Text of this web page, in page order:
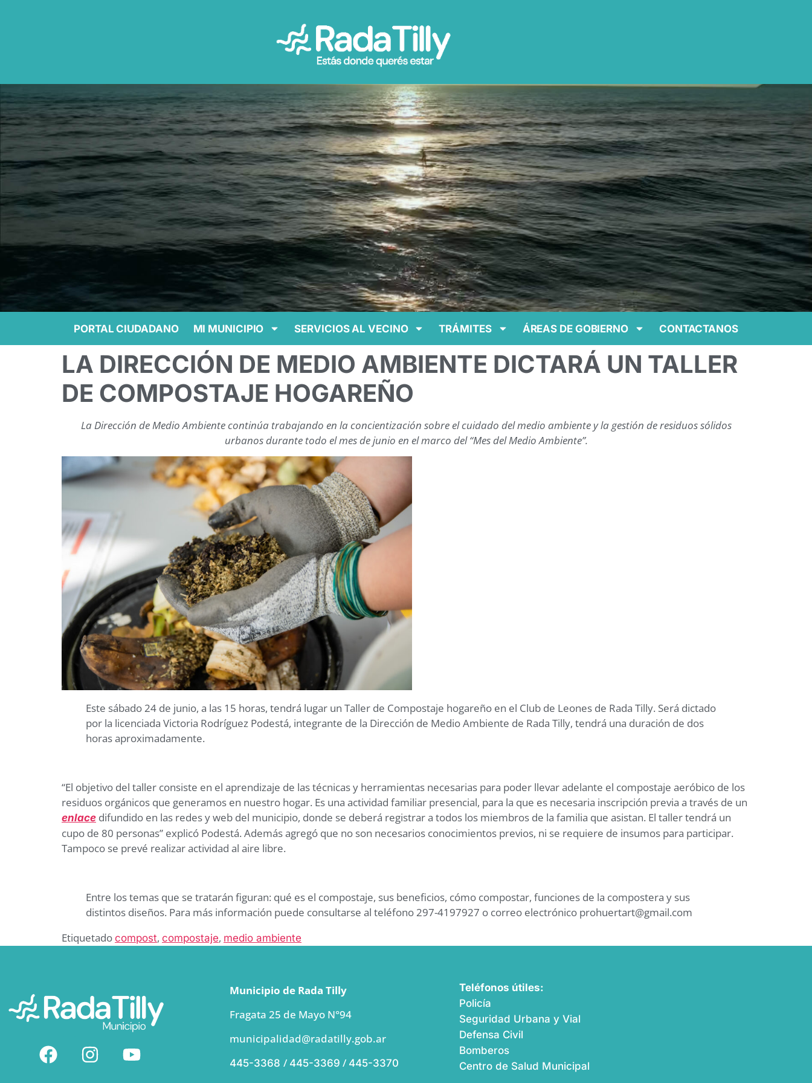
PORTAL CIUDADANO MI MUNICIPIO SERVICIOS AL VECINO TRÁMITES ÁREAS DE GOBIERNO CONTACTANOS
LA DIRECCIÓN DE MEDIO AMBIENTE DICTARÁ UN TALLER
DE COMPOSTAJE HOGAREÑO
La Dirección de Medio Ambiente continúa trabajando en la concientización sobre el cuidado del medio ambiente y la gestión de residuos sólidos
urbanos durante todo el mes de junio en el marco del “Mes del Medio Ambiente”.
Este sábado 24 de junio, a las 15 horas, tendrá lugar un Taller de Compostaje hogareño en el Club de Leones de Rada Tilly. Será dictado
por la licenciada Victoria Rodríguez Podestá, integrante de la Dirección de Medio Ambiente de Rada Tilly, tendrá una duración de dos
horas aproximadamente.
“El objetivo del taller consiste en el aprendizaje de las técnicas y herramientas necesarias para poder llevar adelante el compostaje aeróbico de los
residuos orgánicos que generamos en nuestro hogar. Es una actividad familiar presencial, para la que es necesaria inscripción previa a través de un
enlace difundido en las redes y web del municipio, donde se deberá registrar a todos los miembros de la familia que asistan. El taller tendrá un
cupo de 80 personas” explicó Podestá. Además agregó que no son necesarios conocimientos previos, ni se requiere de insumos para participar.
Tampoco se prevé realizar actividad al aire libre.
Entre los temas que se tratarán figuran: qué es el compostaje, sus beneficios, cómo compostar, funciones de la compostera y sus
distintos diseños. Para más información puede consultarse al teléfono 297-4197927 o correo electrónico prohuertart@gmail.com
Etiquetado compost, compostaje, medio ambiente
Municipio de Rada Tilly
Fragata 25 de Mayo N°94
municipalidad@radatilly.gob.ar
445-3368 / 445-3369 / 445-3370
Teléfonos útiles:
Policía
Seguridad Urbana y Vial
Defensa Civil
Bomberos
Centro de Salud Municipal